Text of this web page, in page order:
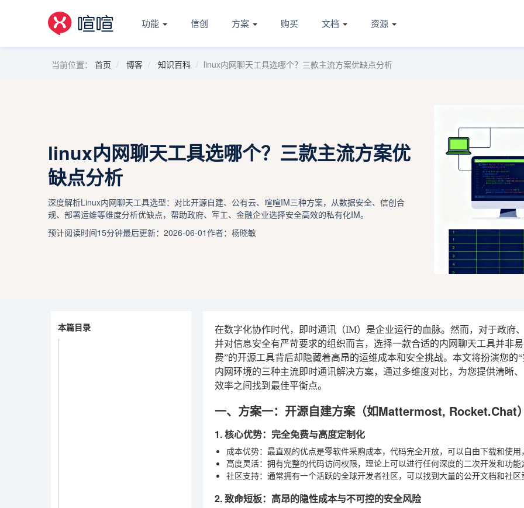
功能 信创 方案 购买 文档 资源
当前位置： 首页 博客 知识百科 linux内网聊天工具选哪个？三款主流方案优缺点分析
linux内网聊天工具选哪个？三款主流方案优
缺点分析
深度解析Linux内网聊天工具选型：对比开源自建、公有云、喧喧IM三种方案，从数据安全、信创合
规、部署运维等维度分析优缺点，帮助政府、军工、金融企业选择安全高效的私有化IM。
预计阅读时间15分钟最后更新：2026-06-01作者：杨晓敏
本篇目录
在数字化协作时代，即时通讯（IM）是企业运行的血脉。然而，对于政府
并对信息安全有严苛要求的组织而言，选择一款合适的内网聊天工具并非
费”的开源工具背后却隐藏着高昂的运维成本和安全挑战。本文将扮演您的
内网环境的三种主流即时通讯解决方案，通过多维度对比，为您提供清晰
效率之间找到最佳平衡点。
一、方案一：开源自建方案（如Mattermost,
1. 核心优势：完全免费与高度定制化
成本优势：最直观的优点是零软件采购成本，代码完全开放，可以自由下载和使
高度灵活：拥有完整的代码访问权限，理论上可以进行任何深度的二次开发和功
社区支持：通常拥有一个活跃的全球开发者社区，可以找到大量的公开文档和社
2. 致命短板：高昂的隐性成本与不可控的安全风险